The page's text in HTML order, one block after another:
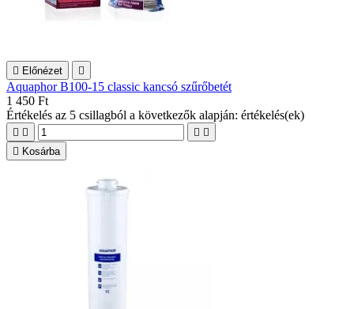
 Előnézet 
Aquaphor B100-15 classic kancsó szűrőbetét
1 450 Ft
Értékelés az 5 csillagból a következők alapján: értékelés(ek)
   
 Kosárba